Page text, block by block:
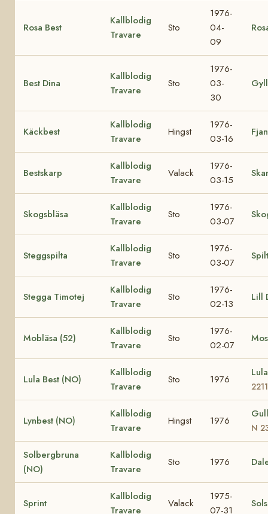
Rosa Best
Kallblodig
Travare
Sto
1976-
04-
09
Best Dina
Kallblodig
Travare
Sto
1976-
03-
30
Käckbest
Kallblodig
Travare
Hingst
1976-
03-16
Bestskarp
Kallblodig
Travare
Valack
1976-
03-15
Skogsbläsa
Kallblodig
Travare
Sto
1976-
03-07
Steggspilta
Kallblodig
Travare
Sto
1976-
03-07
Stegga Timotej
Kallblodig
Travare
Sto
1976-
02-13
Lill
Mobläsa (52)
Kallblodig
Travare
Sto
1976-
02-07
Lula Best (NO)
Kallblodig
Travare
Sto 1976
Lynbest (NO)
Kallblodig
Travare
Hingst 1976
N
Solbergbruna
(NO)
Kallblodig
Travare
Sto 1976
Sprint
Kallblodig
Travare
Valack
1975-
07-31